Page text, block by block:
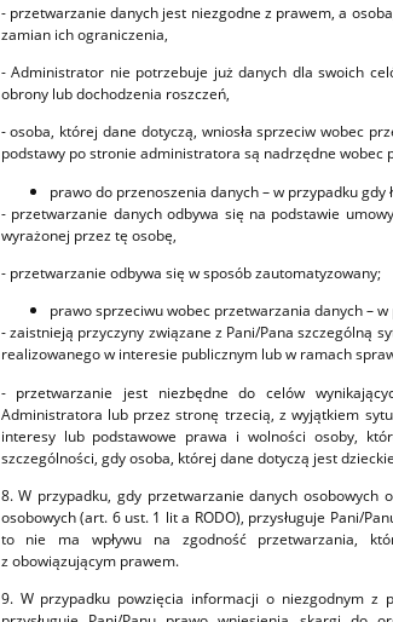
- przetwarzanie danych jest niezgodne z prawem, a
zamian ich ograniczenia,
- Administrator nie potrzebuje już danych dla swoich
obrony lub dochodzenia roszczeń,
- osoba, której dane dotyczą, wniosła sprzeciw wobec
podstawy po stronie administratora są nadrzędne wobec
prawo do przenoszenia danych – w przypadku gdy
- przetwarzanie danych odbywa się na podstawie
wyrażonej przez tę osobę,
- przetwarzanie odbywa się w sposób zautomatyzowany;
prawo sprzeciwu wobec przetwarzania danych – w
- zaistnieją przyczyny związane z Pani/Pana szczególną
realizowanego w interesie publicznym lub w ramach
- przetwarzanie jest niezbędne do celów
Administratora lub przez stronę trzecią, z wyjątkiem
interesy lub podstawowe prawa i wolności osoby,
szczególności, gdy osoba, której dane dotyczą jest
8. W przypadku, gdy przetwarzanie danych
osobowych (art. 6 ust. 1 lit a RODO), przysługuje Pani/
to nie ma wpływu na zgodność przetwarzania,
z obowiązującym prawem.
9. W przypadku powzięcia informacji o niezgodnym z